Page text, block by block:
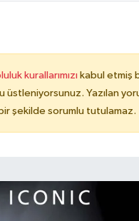
kurallarımızı kabul etmiş
üstleniyorsunuz. Yazılan
şekilde sorumlu tutulamaz.